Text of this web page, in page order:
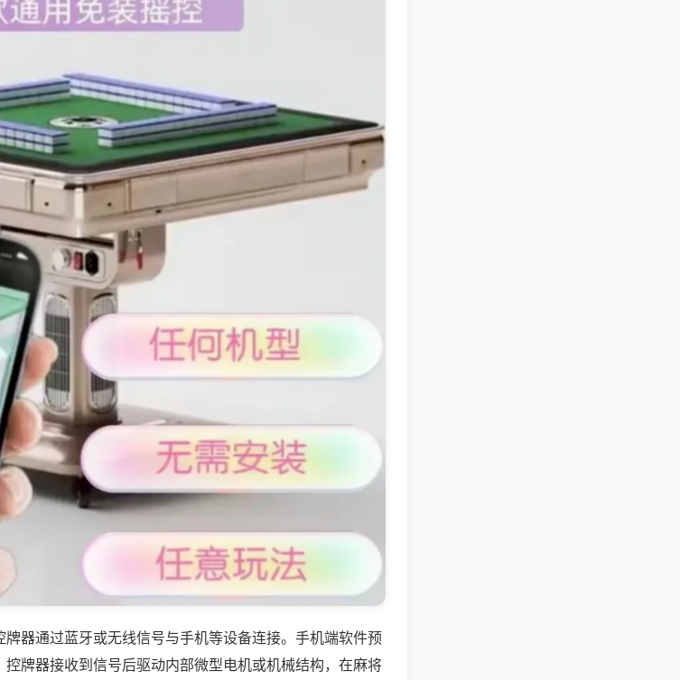
器通过蓝牙或无线信号与手机等设备连接。手机端软件预
牌器接收到信号后驱动内部微型电机或机械结构，在麻将